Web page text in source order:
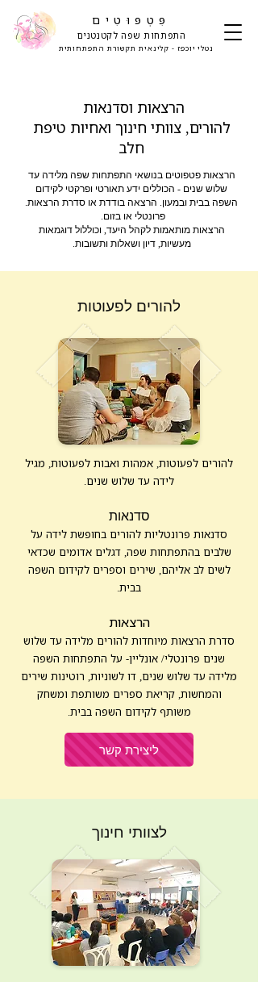
פִּטְפּוּטִים
התפתחות שפה לקטנטנים
נטלי יוכפז - קלינאית תקשורת התפתחותית
הרצאות וסדנאות
להורים, צוותי חינוך ואחיות טיפת
חלב
הרצאות פטפוטים בנושאי התפתחות שפה מלידה עד
שלוש שנים - הכוללים ידע תאורטי ופרקטי לקידום
השפה בבית ובמעון. הרצאה בודדת או סדרת הרצאות.
פרונטלי או בזום.
הרצאות מותאמות לקהל היעד, וכוללול דוגמאות
מעשיות, דיון ושאלות ותשובות.
להורים לפעוטות
להורים לפעוטות, אמהות ואבות לפעוטות, מגיל
לידה עד שלוש שנים.
סדנאות
סדנאות פרונטליות להורים בחופשת לידה על
שלבים בהתפתחות שפה, דגלים אדומים שכדאי
לשים לב אליהם, שירים וספרים לקידום השפה
בבית.
הרצאות
סדרת הרצאות מיוחדות להורים מלידה עד שלוש
שנים פרונטלי/ אונליין- על התפתחות השפה
מלידה עד שלוש שנים, דו לשוניות, רוטינות שירים
והמחשות, קריאת ספרים משותפת ומשחק
משותף לקידום השפה בבית.
ליצירת קשר
לצוותי חינוך